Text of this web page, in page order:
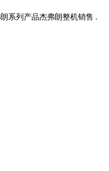
系列产品杰弗朗整机销售 .